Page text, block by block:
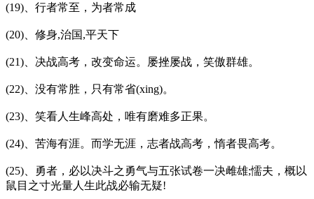
(19)、行者常至，为者常成
(20)、修身,治国,平天下
(21)、决战高考，改变命运。屡挫屡战，笑傲群雄。
(22)、没有常胜，只有常省(xing)。
(23)、笑看人生峰高处，唯有磨难多正果。
(24)、苦海有涯。而学无涯，志者战高考，惰者畏高考。
(25)、勇者，必以决斗之勇气与五张试卷一决雌雄;懦夫，概以
鼠目之寸光量人生此战必输无疑!